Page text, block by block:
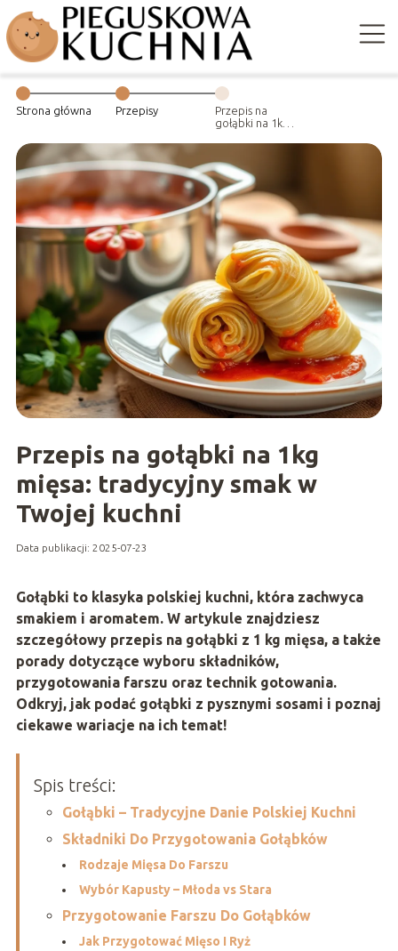
Strona główna Przepisy
Przepis na
gołąbki na 1kg
w Twojej kuchni
Przepis na gołąbki na 1kg
mięsa: tradycyjny smak w
Twojej kuchni
Data publikacji: 2025-07-23
Gołąbki to klasyka polskiej kuchni, która zachwyca
smakiem i aromatem. W artykule znajdziesz
szczegółowy przepis na gołąbki z 1 kg mięsa, a także
porady dotyczące wyboru składników,
przygotowania farszu oraz technik gotowania.
Odkryj, jak podać gołąbki z pysznymi sosami i poznaj
ciekawe wariacje na ich temat!
Spis treści:
Gołąbki – Tradycyjne Danie Polskiej Kuchni
Składniki Do Przygotowania Gołąbków
Rodzaje Mięsa Do Farszu
Wybór Kapusty – Młoda vs Stara
Przygotowanie Farszu Do Gołąbków
Jak Przygotować Mięso I Ryż